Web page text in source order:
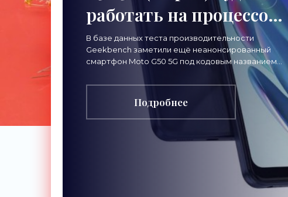
работать на процессоре
MediaTek Dimensity 700
- «Смартфоны»
В базе данных теста производительности
Geekbench заметили ещё неанонсированный
смартфон Moto G50 5G под кодовым названием
Saipan. Что известно Отчёт подтверждает
предыдущие утечки о
Подробнее